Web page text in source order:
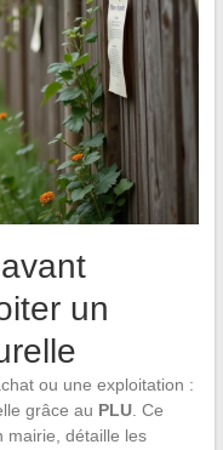
un
ou une exploitation :
grâce au PLU. Ce
mairie, détaille les